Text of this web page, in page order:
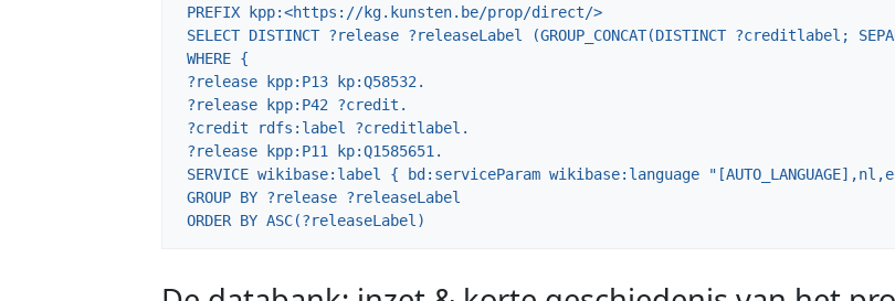
ORDER BY ASC(?releaseLabel)